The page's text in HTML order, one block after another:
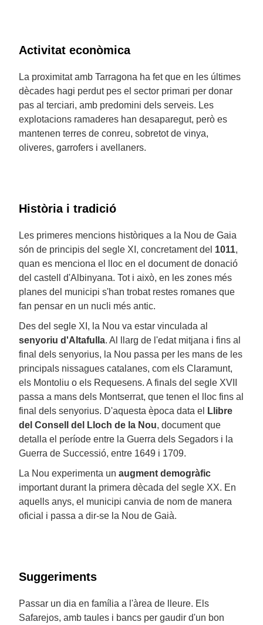
Activitat econòmica
La proximitat amb Tarragona ha fet que en les últimes
dècades hagi perdut pes el sector primari per donar
pas al terciari, amb predomini dels serveis. Les
explotacions ramaderes han desaparegut, però es
mantenen terres de conreu, sobretot de vinya,
oliveres, garrofers i avellaners.
Història i tradició
Les primeres mencions històriques a la Nou de Gaia
són de principis del segle XI, concretament del 1011,
quan es menciona el lloc en el document de donació
del castell d'Albinyana. Tot i això, en les zones més
planes del municipi s'han trobat restes romanes que
fan pensar en un nucli més antic.
Des del segle XI, la Nou va estar vinculada al
senyoriu d'Altafulla. Al llarg de l'edat mitjana i fins al
final dels senyorius, la Nou passa per les mans de les
principals nissagues catalanes, com els Claramunt,
els Montoliu o els Requesens. A finals del segle XVII
passa a mans dels Montserrat, que tenen el lloc fins al
final dels senyorius. D'aquesta època data el
Llibre
del Consell del Lloch de la Nou, document que
detalla el període entre la Guerra dels Segadors i la
Guerra de Successió, entre 1649 i 1709.
La Nou experimenta un augment demogràfic
important durant la primera dècada del segle XX. En
aquells anys, el municipi canvia de nom de manera
oficial i passa a dir-se la Nou de Gaià.
Suggeriments
Passar un dia en família a l'àrea de lleure. Els
Safarejos, amb taules i bancs per gaudir d'un bon